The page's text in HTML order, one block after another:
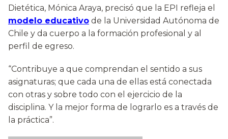
Dietética, Mónica Araya, precisó que la EPI refleja el
modelo educativo de la Universidad Autónoma de
Chile y da cuerpo a la formación profesional y al
perfil de egreso.
“Contribuye a que comprendan el sentido a sus
asignaturas; que cada una de ellas está conectada
con otras y sobre todo con el ejercicio de la
disciplina. Y la mejor forma de lograrlo es a través de
la práctica”.